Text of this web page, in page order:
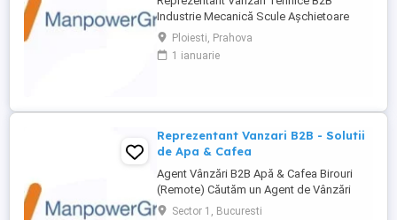
Industrie Mecanică Scule Așchietoare
Companie specializată în importul și
distribuția de scule așchietoare și
echipamente industriale din Europa,
Reprezentanți de Vânzări Tehnice pentru
Ploiesti, Prahova
1 ianuarie
Reprezentant Vanzari B2B - Solutii
de Apa & Cafea
Agent Vânzări B2B Apă & Cafea Birouri
(Remote) Căutăm un Agent de Vânzări
B2B motivat, orientat spre rezultate, pentru
Sector 1, Bucuresti